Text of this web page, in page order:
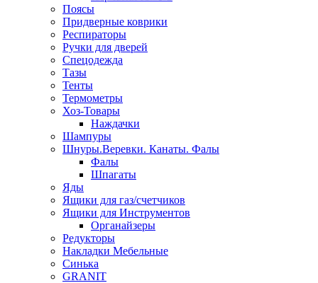
Поясы
Придверные коврики
Респираторы
Ручки для дверей
Спецодежда
Тазы
Тенты
Термометры
Хоз-Товары
Наждачки
Шампуры
Шнуры.Веревки. Канаты. Фалы
Фалы
Шпагаты
Яды
Ящики для газ/счетчиков
Ящики для Инструментов
Органайзеры
Редукторы
Накладки Мебельные
Синька
GRANIT